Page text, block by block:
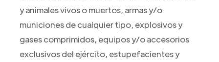
y animales vivos o muertos, armas y/o
municiones de cualquier tipo, explosivos y
gases comprimidos, equipos y/o accesorios
exclusivos del ejército, estupefacientes y